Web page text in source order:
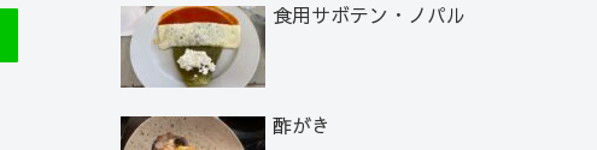
食用サボテン・ノパル
酢がき